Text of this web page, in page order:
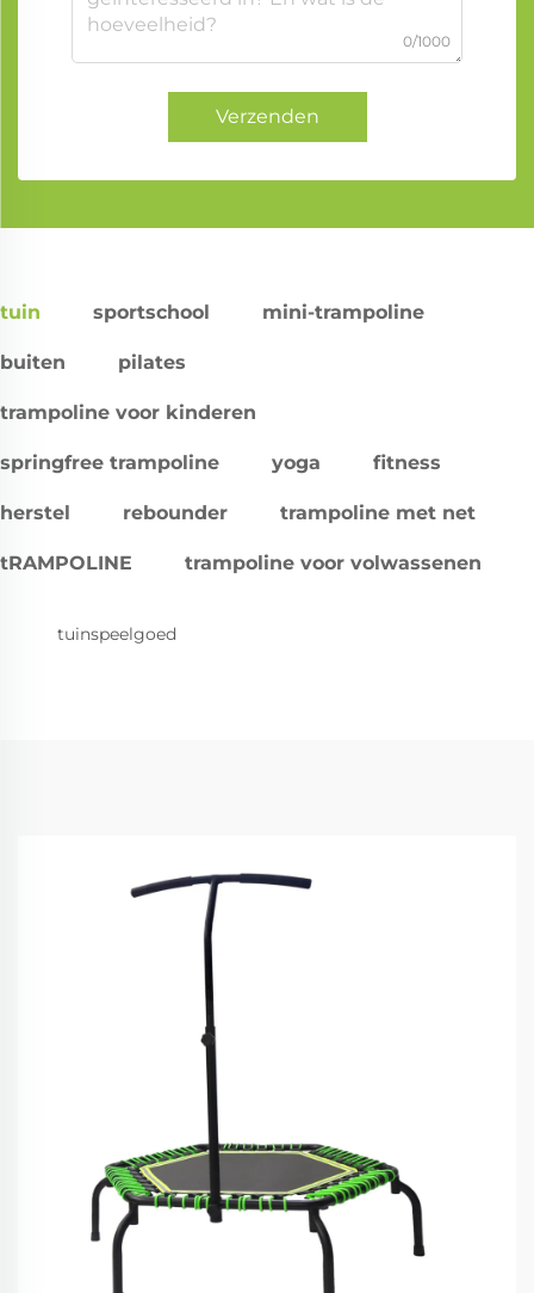
0/1000
Verzenden
tuin sportschool mini-trampoline
buiten pilates
trampoline voor kinderen
springfree trampoline yoga fitness
herstel rebounder trampoline met net
tRAMPOLINE trampoline voor volwassenen
tuinspeelgoed